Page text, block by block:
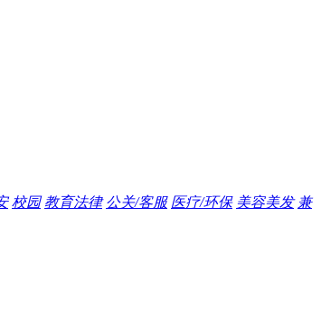
校园 教育法律 公关/客服 医疗/环保 美容美发 兼